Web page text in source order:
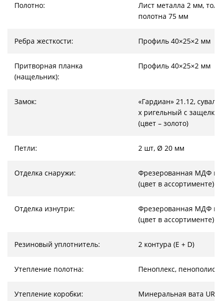
Полотно:
Лист металла 2 мм,
полотна 75 мм
Ребра жесткости: Профиль 40×25×2 мм
Притворная планка
(нащельник):
Профиль 40×25×2 мм
Замок:
«Гардиан» 21.12,
х ригельный с
(цвет – золото)
Петли: 2 шт, Ø 20 мм
Отделка снаружи:
Фрезерованная МДФ
(цвет в ассортименте)
Отделка изнутри:
Фрезерованная МДФ
(цвет в ассортименте)
Резиновый уплотнитель: 2 контура (E + D)
Утепление полотна: Пеноплекс,
Утепление коробки: Минеральная вата